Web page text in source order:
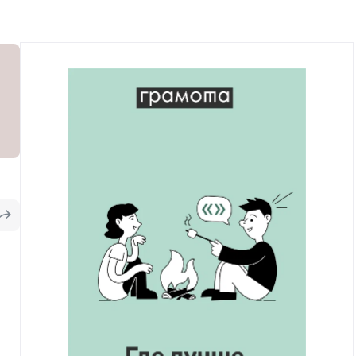
Правила русского языка: от азов до тонкостей
Интерактивные упражнения: от простого к
Учебники и справочники